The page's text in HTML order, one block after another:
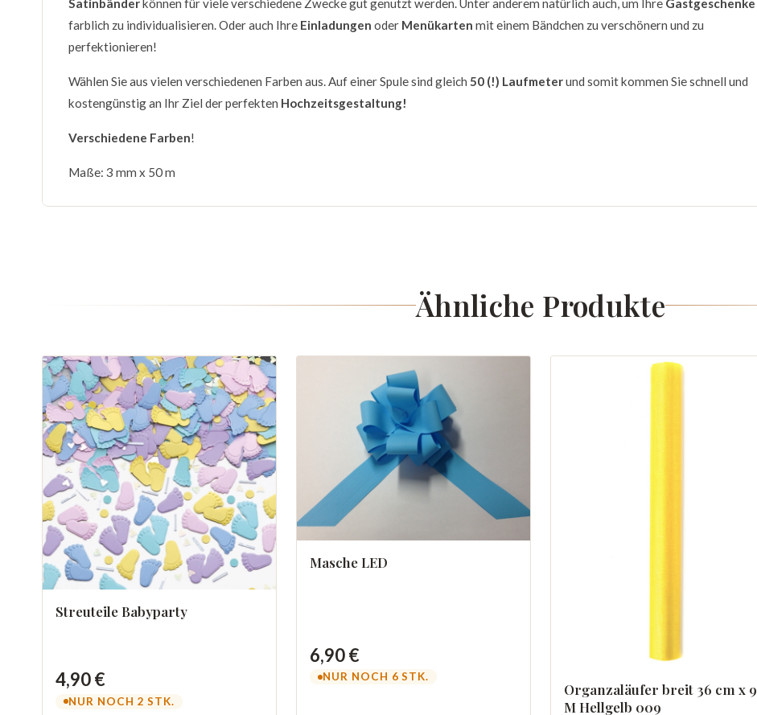
Satinbänderkönnen für viele verschiedene Zwecke gut genutzt werden. Unter anderem natürlich auch, um Ihre Gastgeschenke
farblich zu individualisieren. Oder auch Ihre Einladungen oder Menükarten mit einem Bändchen zu verschönern und zu
perfektionieren!
Wählen Sie aus vielen verschiedenen Farben aus. Auf einer Spule sind gleich 50 (!) Laufmeterund somit kommen Sie schnell und
kostengünstig an Ihr Ziel der perfekten Hochzeitsgestaltung!
Verschiedene Farben!
Maße: 3 mm x 50 m
Ähnliche Produkte
Streuteile Babyparty
4,90 €
NUR NOCH 2 STK.
Masche LED
6,90 €
NUR NOCH 6 STK.
Organzaläufer breit 36 cm x 9
M Hellgelb 009